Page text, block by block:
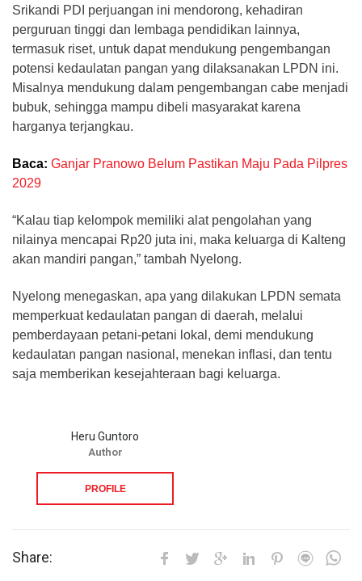
Srikandi PDI perjuangan ini mendorong, kehadiran
perguruan tinggi dan lembaga pendidikan lainnya,
termasuk riset, untuk dapat mendukung pengembangan
potensi kedaulatan pangan yang dilaksanakan LPDN ini.
Misalnya mendukung dalam pengembangan cabe menjadi
bubuk, sehingga mampu dibeli masyarakat karena
harganya terjangkau.
Baca: Ganjar Pranowo Belum Pastikan Maju Pada Pilpres
2029
“Kalau tiap kelompok memiliki alat pengolahan yang
nilainya mencapai Rp20 juta ini, maka keluarga di Kalteng
akan mandiri pangan,” tambah Nyelong.
Nyelong menegaskan, apa yang dilakukan LPDN semata
memperkuat kedaulatan pangan di daerah, melalui
pemberdayaan petani-petani lokal, demi mendukung
kedaulatan pangan nasional, menekan inflasi, dan tentu
saja memberikan kesejahteraan bagi keluarga.
Heru Guntoro
Author
PROFILE
Share: